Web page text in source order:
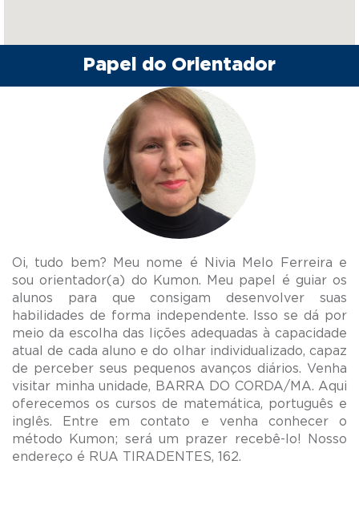
Papel do Orientador
Oi, tudo bem? Meu nome é Nivia Melo Ferreira e
sou orientador(a) do Kumon. Meu papel é guiar os
alunos para que consigam desenvolver suas
habilidades de forma independente. Isso se dá por
meio da escolha das lições adequadas à capacidade
atual de cada aluno e do olhar individualizado, capaz
de perceber seus pequenos avanços diários. Venha
visitar minha unidade, BARRA DO CORDA/MA. Aqui
oferecemos os cursos de matemática, português e
inglês. Entre em contato e venha conhecer o
método Kumon; será um prazer recebê-lo! Nosso